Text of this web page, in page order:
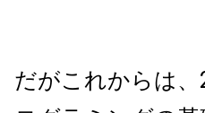
だがこれからは